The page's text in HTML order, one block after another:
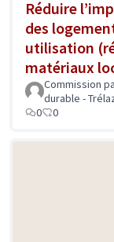
Réduire
des
utilisation
matériaux
Commission
durable -
0
0